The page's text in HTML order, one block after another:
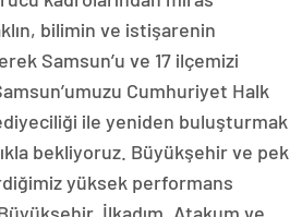
bilimin ve istişarenin
Samsun’u ve 17 ilçemizi
Cumhuriyet Halk
ile yeniden buluşturmak
bekliyoruz. Büyükşehir ve pek
yüksek performans